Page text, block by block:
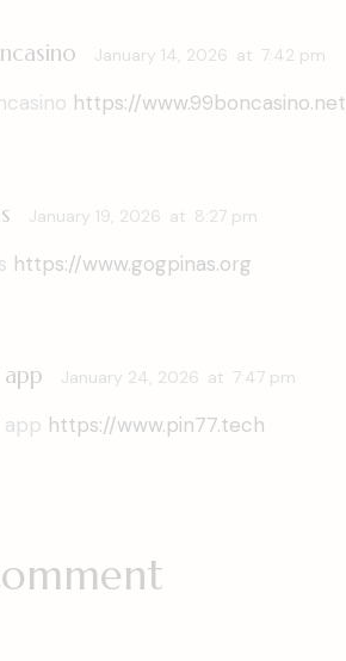
January 14, 2026 at 7:42 pm
https://www.99boncasino.net
January 19, 2026 at 8:27 pm
https://www.gogpinas.org
app January 24, 2026 at 7:47 pm
app https://www.pin77.tech